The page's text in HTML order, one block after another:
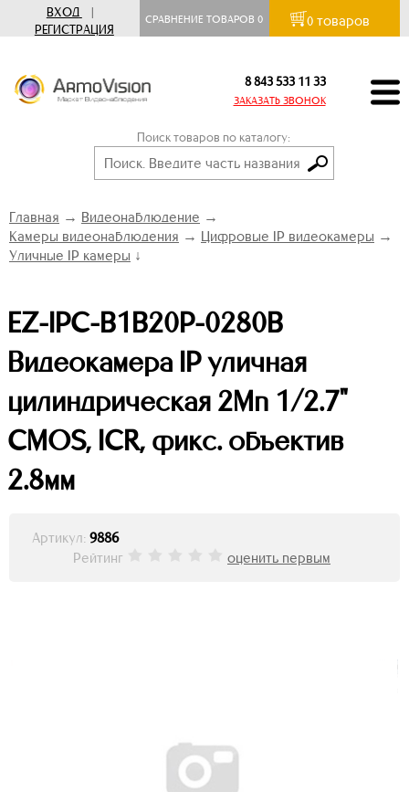
ВХОД
|
РЕГИСТРАЦИЯ
СРАВНЕНИЕ ТОВАРОВ0 0 товаров
8 843 533 11 33
ЗАКАЗАТЬ ЗВОНОК
Поиск товаров по каталогу:
Главная → Видеонаблюдение →
Камеры видеонаблюдения → Цифровые IP видеокамеры →
Уличные IP камеры ↓
EZ-IPC-B1B20P-0280B
Видеокамера IP уличная
цилиндрическая 2Мп 1/2.7"
CMOS, ICR, фикс. объектив
2.8мм
Артикул: 9886
Рейтинг
оценить первым